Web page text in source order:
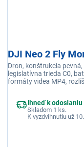
DJI Neo 2 Fly
Dron, konštrukcia
legislatívna trieda C0,
formáty videa MP4,
Ihneď k odoslaniu
Skladom 1 ks.
K vyzdvihnutiu už